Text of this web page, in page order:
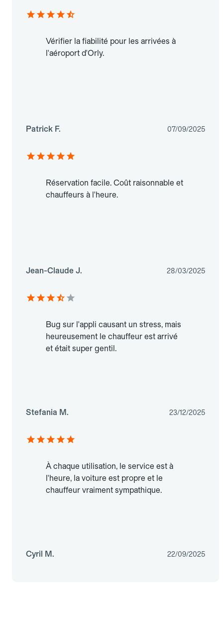
Vérifier la fiabilité pour les arrivées à
l'aéroport d'Orly.
Patrick F. 07/09/2025
Réservation facile. Coût raisonnable et
chauffeurs à l'heure.
Jean-Claude J. 28/03/2025
Bug sur l'appli causant un stress, mais
heureusement le chauffeur est arrivé
et était super gentil.
Stefania M. 23/12/2025
À chaque utilisation, le service est à
l'heure, la voiture est propre et le
chauffeur vraiment sympathique.
Cyril M. 22/09/2025